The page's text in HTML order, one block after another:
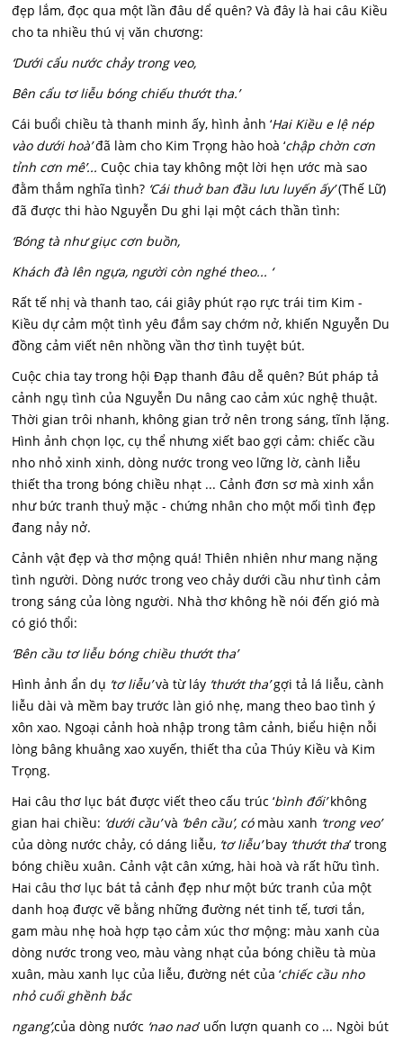
đẹp lắm, đọc qua một lần đâu dể quên? Và đây là hai câu Kiều
cho ta nhiều thú vị văn chương:
‘Dưới cẩu nước chảy trong veo,
Bên cẩu tơ liễu bóng chiếu thướt tha.’
Cái buổi chiều tà thanh minh ấy, hình ảnh ‘Hai Kiều e lệ nép
vào dưới hoà’đã làm cho Kim Trọng hào hoà ‘chập chờn cơn
tỉnh cơn mê’... Cuộc chia tay không một lời hẹn ước mà sao
đằm thắm nghĩa tình? ‘Cái thuở ban đầu lưu luyến ấy’(Thế Lữ)
đã được thi hào Nguyễn Du ghi lại một cách thần tình:
‘Bóng tà như giục cơn buồn,
Khách đà lên ngựa, người còn nghé theo... ‘
Rất tế nhị và thanh tao, cái giây phút rạo rực trái tim Kim -
Kiều dự cảm một tình yêu đắm say chớm nở, khiến Nguyễn Du
đồng cảm viết nên nhồng vần thơ tình tuyệt bút.
Cuộc chia tay trong hội Đạp thanh đâu dễ quên? Bút pháp tả
cảnh ngụ tình của Nguyễn Du nâng cao cảm xúc nghệ thuật.
Thời gian trôi nhanh, không gian trở nên trong sáng, tĩnh lặng.
Hình ảnh chọn lọc, cụ thể nhưng xiết bao gợi cảm: chiếc cầu
nho nhỏ xinh xinh, dòng nước trong veo lững lờ, cành liễu
thiết tha trong bóng chiều nhạt ... Cảnh đơn sơ mà xinh xắn
như bức tranh thuỷ mặc - chứng nhân cho một mối tình đẹp
đang nảy nở.
Cảnh vật đẹp và thơ mộng quá! Thiên nhiên như mang nặng
tình người. Dòng nước trong veo chảy dưới cầu như tình cảm
trong sáng của lòng người. Nhà thơ không hề nói đến gió mà
có gió thổi:
‘Bên cầu tơ liễu bóng chiều thướt tha’
Hình ảnh ẩn dụ ‘tơ liễu’và từ láy ‘thướt tha’gợi tả lá liễu, cành
liễu dài và mềm bay trước làn gió nhẹ, mang theo bao tình ý
xôn xao. Ngoại cảnh hoà nhập trong tâm cảnh, biểu hiện nỗi
lòng bâng khuâng xao xuyến, thiết tha của Thúy Kiều và Kim
Trọng.
Hai câu thơ lục bát được viết theo cấu trúc ‘bình đối’không
gian hai chiều: ‘dưới cầu’và ‘bên cầu’, cómàu xanh ‘trong veo’
của dòng nước chảy, có dáng liễu, ‘tơ liễu’bay ‘thướt tha’ trong
bóng chiều xuân. Cảnh vật cân xứng, hài hoà và rất hữu tình.
Hai câu thơ lục bát tả cảnh đẹp như một bức tranh của một
danh hoạ được vẽ bằng những đường nét tinh tế, tươi tắn,
gam màu nhẹ hoà hợp tạo cảm xúc thơ mộng: màu xanh cùa
dòng nước trong veo, màu vàng nhạt của bóng chiều tà mùa
xuân, màu xanh lục của liễu, đường nét của ‘chiếc cầu nho
nhỏ cuối ghềnh bắc
ngang’,của dòng nước ‘nao nao’ uốn lượn quanh co ... Ngòi bút